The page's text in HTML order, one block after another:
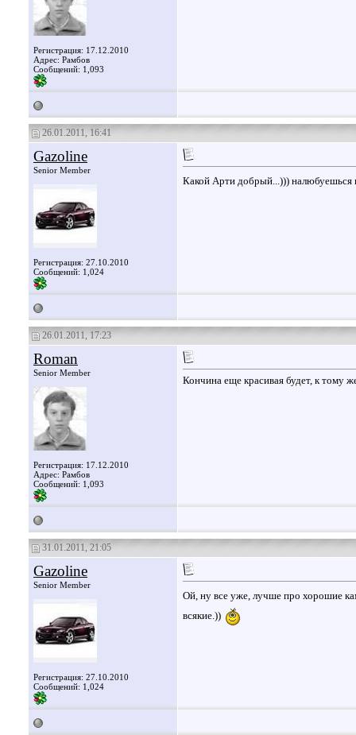
Регистрация: 17.12.2010
Адрес: Рамбов
Сообщений: 1,093
26.01.2011, 16:41
Gazoline
Senior Member
Регистрация: 27.10.2010
Сообщений: 1,024
Какой Арти добрый...))) налюбуешься
26.01.2011, 17:23
Roman
Senior Member
Регистрация: 17.12.2010
Адрес: Рамбов
Сообщений: 1,093
Кончина еще красивая будет, к тому
31.01.2011, 21:05
Gazoline
Senior Member
Регистрация: 27.10.2010
Сообщений: 1,024
Ой, ну все уже, лучше про хорошие
всякие.))